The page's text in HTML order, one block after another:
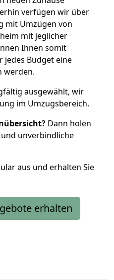
verfügen wir über
mit Umzügen von
mit jeglicher
Ihnen somit
jedes Budget eine
werden.
ausgewählt, wir
im Umzugsbereich.
Dann holen
unverbindliche
aus und erhalten Sie
erhalten